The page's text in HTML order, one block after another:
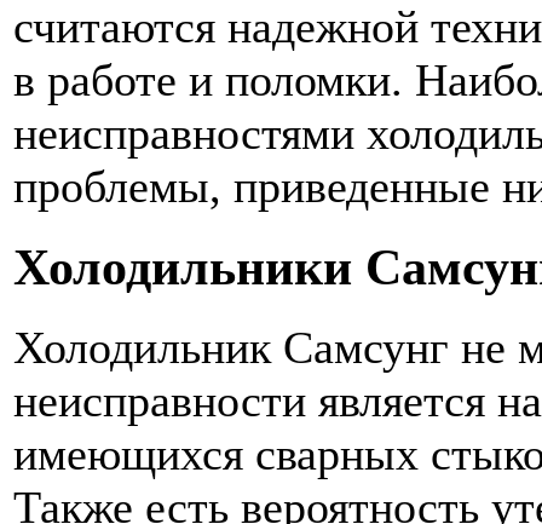
считаются надежной
в работе и поломки.
неисправностями
проблемы, приведенные
Холодильники
Холодильник Самсунг не
неисправности является
имеющихся сварных
Также есть вероятность